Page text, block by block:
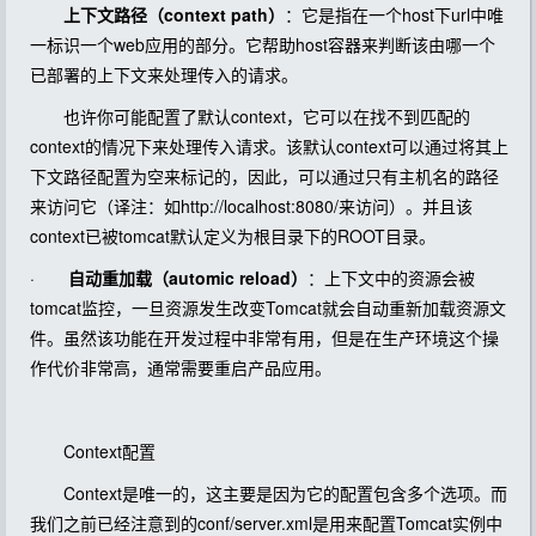
上下文路径（context path） ：它是指在一个host下url中唯
一标识一个web应用的部分。它帮助host容器来判断该由哪一个
已部署的上下文来处理传入的请求。
也许你可能配置了默认context，它可以在找不到匹配的
context的情况下来处理传入请求。该默认context可以通过将其上
下文路径配置为空来标记的，因此，可以通过只有主机名的路径
来访问它（译注：如http://localhost:8080/来访问）。并且该
context已被tomcat默认定义为根目录下的ROOT目录。
· 自动重加载（automic reload） ：上下文中的资源会被
tomcat监控，一旦资源发生改变Tomcat就会自动重新加载资源文
件。虽然该功能在开发过程中非常有用，但是在生产环境这个操
作代价非常高，通常需要重启产品应用。
Context配置
Context是唯一的，这主要是因为它的配置包含多个选项。而
我们之前已经注意到的conf/server.xml是用来配置Tomcat实例中